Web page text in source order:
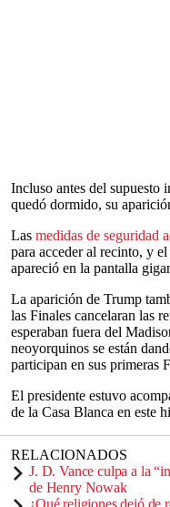
Incluso antes del supuesto
quedó dormido, su
Las medidas de seguridad
para acceder al recinto, y
apareció en la pantalla
La aparición de Trump
las Finales cancelaran las
esperaban fuera del
neoyorquinos se están
participan en sus primeras
El presidente estuvo
de la Casa Blanca en este
RELACIONADOS
J. D. Vance culpa a la
de Henry Nowak
¿Qué religiones dejó de